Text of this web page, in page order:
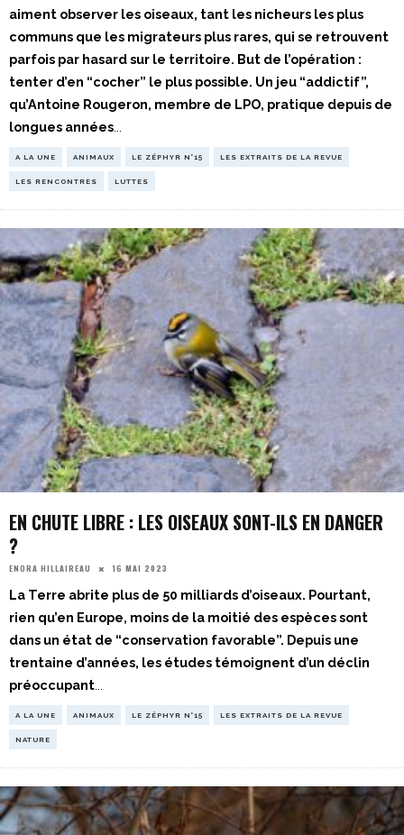
aiment observer les oiseaux, tant les nicheurs les plus
communs que les migrateurs plus rares, qui se retrouvent
parfois par hasard sur le territoire. But de l’opération :
tenter d’en “cocher” le plus possible. Un jeu “addictif”,
qu’Antoine Rougeron, membre de LPO, pratique depuis de
longues années
A LA UNE ANIMAUX LE ZÉPHYR N°15 LES EXTRAITS DE LA REVUE
LES RENCONTRES LUTTES
EN CHUTE LIBRE : LES OISEAUX SONT-ILS EN DANGER
?
ENORA HILLAIREAU 16 MAI 2023
La Terre abrite plus de 50 milliards d’oiseaux. Pourtant,
rien qu’en Europe, moins de la moitié des espèces sont
dans un état de “conservation favorable”. Depuis une
trentaine d’années, les études témoignent d’un déclin
préoccupant
A LA UNE ANIMAUX LE ZÉPHYR N°15 LES EXTRAITS DE LA REVUE
NATURE